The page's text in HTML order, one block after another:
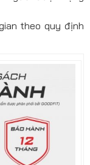
theo quy định